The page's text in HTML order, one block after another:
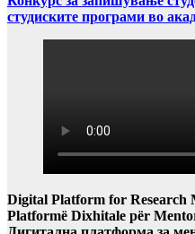
студиските програми во
Digital Platform for Research
Platformë Dixhitale për